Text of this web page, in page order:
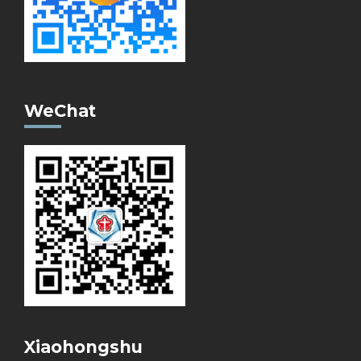
WeChat
Xiaohongshu